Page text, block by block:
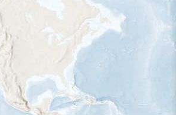
Ubicaciones conectadas
Gama de especies por estación
Gama de verano
Rango de invierno
Rango a lo largo del año